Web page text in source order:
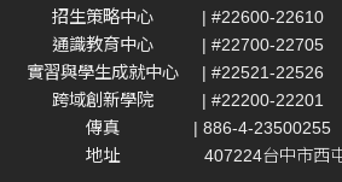
招生策略中心
| #22600-22610
通識教育中心
| #22700-22705
實習與學生成就中心
| #22521-22526
跨域創新學院
| #22200-22201
傳真
| 886-4-23500255
地址
407224台中市西